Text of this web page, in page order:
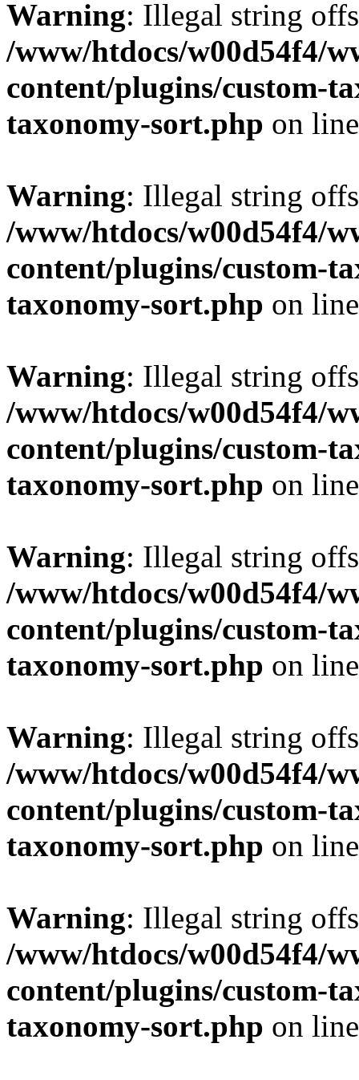
Warning: Illegal string
/www/htdocs/w00d54f4/
content/plugins/custom-
taxonomy-sort.php on
Warning: Illegal string
/www/htdocs/w00d54f4/
content/plugins/custom-
taxonomy-sort.php on
Warning: Illegal string
/www/htdocs/w00d54f4/
content/plugins/custom-
taxonomy-sort.php on
Warning: Illegal string
/www/htdocs/w00d54f4/
content/plugins/custom-
taxonomy-sort.php on
Warning: Illegal string
/www/htdocs/w00d54f4/
content/plugins/custom-
taxonomy-sort.php on
Warning: Illegal string
/www/htdocs/w00d54f4/
content/plugins/custom-
taxonomy-sort.php on